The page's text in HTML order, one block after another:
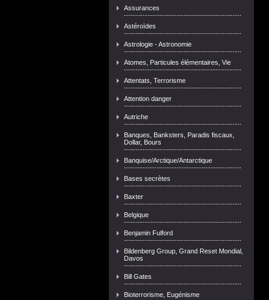
Assurances
Astéroïdes
Astrologie - Astronomie
Atomes, Particules élémentaires, Vie
Attentats, Terrorisme
Attention danger
Autriche
Banques, Banksters, Paradis fiscaux,
Dollar, Bours
Banquise/Arctique/Antarctique
Bases secrètes
Baxter
Belgique
Benjamin Fulford
Bildenberg Group, Grand Reset Mondial,
Davos
Bill Gates
Bioterrorisme, Eugénisme